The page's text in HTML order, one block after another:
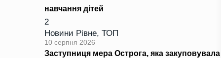
навчання дітей
2
Новини Рівне, ТОП
10 серпня 2026
Заступниця мера Острога, яка закуповувала